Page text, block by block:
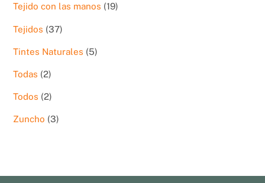
Tejido con las manos 1919
Tejidos 3737
Tintes Naturales 55
Todas 22
Todos 22
Zuncho 33